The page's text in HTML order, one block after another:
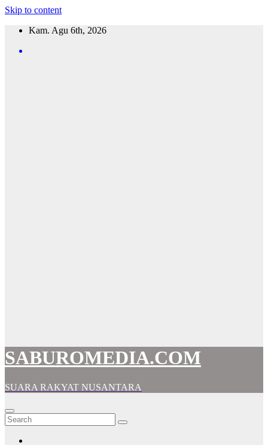
Skip to content
Kam. Agu 6th, 2026
SABUROMEDIA.COM
SUARA RAKYAT NUSANTARA